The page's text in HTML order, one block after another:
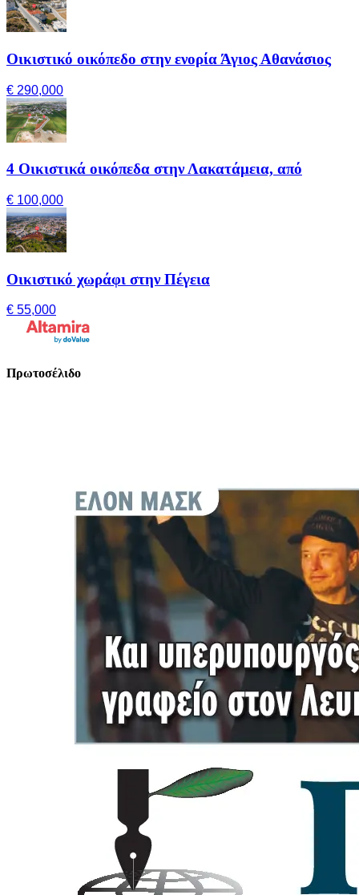
Οικιστικό οικόπεδο στην ενορία Άγιος Αθανάσιος
€ 290,000
4 Οικιστικά οικόπεδα στην Λακατάμεια, από
€ 100,000
Οικιστικό χωράφι στην Πέγεια
€ 55,000
Πρωτοσέλιδο